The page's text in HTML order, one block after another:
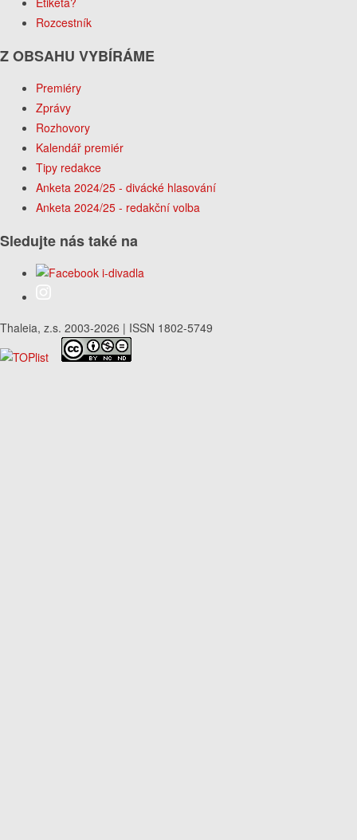
Rozcestník
Z OBSAHU VYBÍRÁME
Premiéry
Zprávy
Rozhovory
Kalendář premiér
Tipy redakce
Anketa 2024/25 - divácké hlasování
Anketa 2024/25 - redakční volba
Sledujte nás také na
Thaleia, z.s. 2003-2026 | ISSN 1802-5749